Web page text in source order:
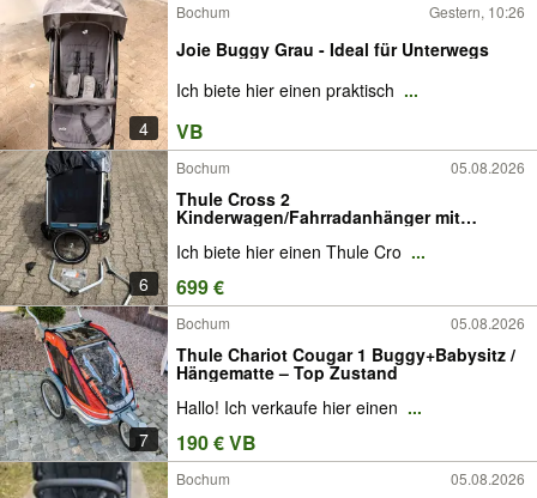
4
Bochum Gestern, 10:26
Joie Buggy Grau - Ideal für Unterwegs
Ich biete hier einen praktisch ...
VB
6
Bochum 05.08.2026
Thule Cross 2
Kinderwagen/Fahrradanhänger mit
Joggingrad
Ich biete hier einen Thule Cro ...
699 €
7
Bochum 05.08.2026
Thule Chariot Cougar 1 Buggy+Babysitz /
Hängematte – Top Zustand
Hallo! Ich verkaufe hier einen ...
190 € VB
Bochum 05.08.2026